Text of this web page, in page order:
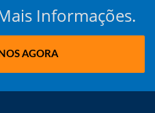
Informações.
AGORA